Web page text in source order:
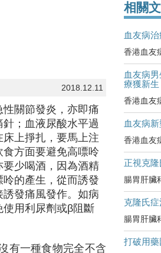
2018.12.11
關節發炎，亦即痛
；血液尿酸水平過
上掙扎，要馬上注
方面要避免高嘌呤
少喝酒，因為酒精
的產生，從而誘發
發痛風發作。如病
用利尿劑或β阻斷
有一種食物完全不含
相關
血友病
香港血友
血友病
療獲新生
香港血友
血友病
香港血友
正視克
腸胃肝臟
克隆氏症
腸胃肝臟
打破用